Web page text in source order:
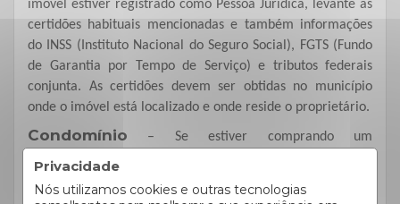
Privacidade
Nós utilizamos cookies e outras tecnologias
imóvel estiver registrado como Pessoa Jurídica, levante as
certidões habituais mencionadas e também informações
do INSS (Instituto Nacional do Seguro Social), FGTS (Fundo
de Garantia por Tempo de Serviço) e tributos federais
conjunta. As certidões devem ser obtidas no município
onde o imóvel está localizado e onde reside o proprietário.
Condomínio – Se estiver comprando um
fechado
conste a inexistência de débitos condominiais.